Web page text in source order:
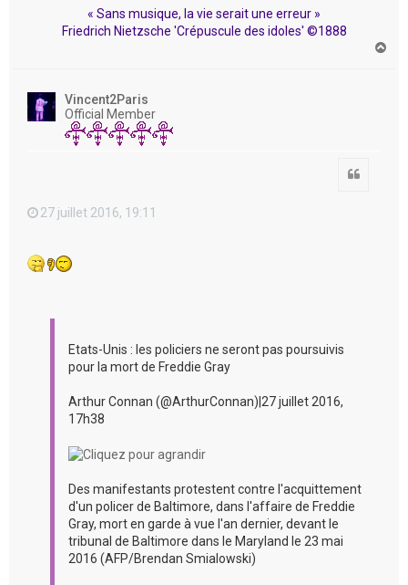
« Sans musique, la vie serait une erreur »
Friedrich Nietzsche 'Crépuscule des idoles' ©1888
Vincent2Paris
Official Member
27 juillet 2016, 19:11
Etats-Unis : les policiers ne seront pas poursuivis
pour la mort de Freddie Gray
Arthur Connan (@ArthurConnan)|27 juillet 2016,
17h38
Des manifestants protestent contre l'acquittement
d'un policer de Baltimore, dans l'affaire de Freddie
Gray, mort en garde à vue l'an dernier, devant le
tribunal de Baltimore dans le Maryland le 23 mai
2016 (AFP/Brendan Smialowski)